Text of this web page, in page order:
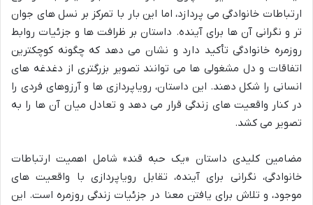
ارتباطات خانوادگی می پردازد، اما این بار با تمرکز بر نسل های جوان
تر و نگرانی آن ها برای آینده. داستان بر ظرافت ها و جزئیات روابط
روزمره خانوادگی تأکید دارد و نشان می دهد که چگونه کوچکترین
اتفاقات و دل مشغولی ها می توانند تصویر بزرگتری از دغدغه های
انسانی را شکل دهند. این داستان، رویاپردازی ها و آرزوهای فردی را
در کنار واقعیت های زندگی قرار می دهد و تعادل میان آن ها را به
تصویر می کشد.
مضامین کلیدی داستان «یک حبه قند» شامل اهمیت ارتباطات
خانوادگی، نگرانی برای آینده، تقابل رویاپردازی با واقعیت های
موجود، و تلاش برای یافتن معنا در جزئیات زندگی روزمره است. این